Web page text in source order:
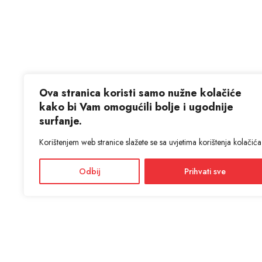
Ova stranica koristi samo nužne kolačiće
kako bi Vam omogućili bolje i ugodnije
surfanje.
Korištenjem web stranice slažete se sa uvjetima korištenja kolačića
Odbij Prihvati sve